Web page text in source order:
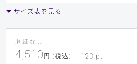
サイズ表を見る
刺繍なし
4,510 円 (税込) 123 pt